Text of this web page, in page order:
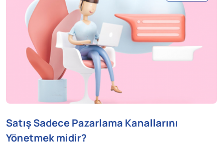
Satış Sadece Pazarlama Kanallarını
Yönetmek midir?